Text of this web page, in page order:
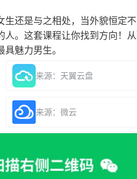
生还是与之相处，当外貌恒定
人。这套课程让你找到方向！
魅力男生。
来源：天翼云盘
来源：微云